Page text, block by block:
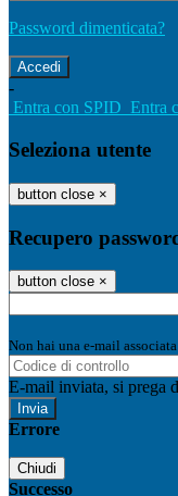
Password dimenticata?
-
Entra con SPID Entra
Seleziona utente
button close ×
Recupero
button close ×
Non hai una e-mail
E-mail inviata, si prega
Errore
Chiudi
Successo